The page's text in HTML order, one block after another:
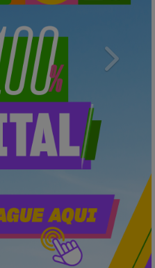
Next